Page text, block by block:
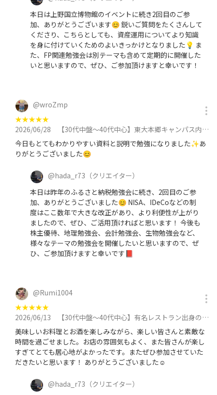
本日は上野国立博物館のイベントに続き2回目のご参
加、ありがとうございます😊 鋭いご質問をたくさんして
くださり、こちらとしても、資産運用についてより知識
を身に付けていくためのよいきっかけとなりました💡 ま
た、FP関連勉強会は別テーマも含めて定期的に開催した
いと思いますので、ぜひ、ご参加頂けますと幸いです！
@wroZmp
★★★★★
2026/06/28
【30代中盤〜40代中心】東大本郷キャンパス内のカフェで資産運用勉強会に参加
今日もとてもわかりやすい資料と説明で勉強になりました✨あ
りがとうございました😊
@hada_r73 （クリエイター）
本日は昨年のふるさと納税勉強会に続き、2回目のご参
加、ありがとうございました😊 NISA、IDeCoなどの制
度はここ数年で大きな改正があり、より利便性が上がり
ましたので、ぜひ、ご活用頂ければと思います！ 今後も
株主優待、地理勉強会、会計勉強会、生物勉強会など、
様々なテーマの勉強会を開催したいと思いますので、ぜ
ひ、ご参加頂けますと幸いです📕
@Rumi1004
★★★★★
2026/06/13
【30代中盤〜40代中心】有名レストラン出身のシェフの大森のビストロで飲み放題付きディナー会に参加
美味しいお料理とお酒を楽しみながら、楽しい皆さんと素敵な
時間を過ごせました。お店の雰囲気もよく、また皆さんが楽し
すぎてとても居心地がよかったです。またぜひ参加させていた
だきたいと思います！ ありがとうございました☺️
@hada_r73 （クリエイター）